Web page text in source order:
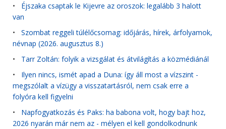
• Éjszaka csaptak le Kijevre az oroszok: legalább 3 halott
van
• Szombat reggeli túlélőcsomag: időjárás, hírek, árfolyamok,
névnap (2026. augusztus 8.)
• Tarr Zoltán: folyik a vizsgálat és átvilágítás a közmédiánál
• Ilyen nincs, ismét apad a Duna: így áll most a vízszint -
megszólalt a vízügy a visszatartásról, nem csak erre a
folyóra kell figyelni
• Napfogyatkozás és Paks: ha babona volt, hogy bajt hoz,
2026 nyarán már nem az - mélyen el kell gondolkodnunk